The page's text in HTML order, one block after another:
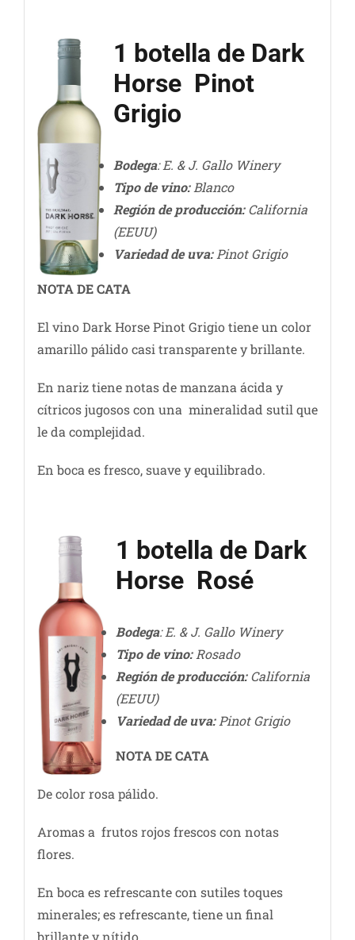
1 botella de Dark
Horse Pinot
Grigio
Bodega: E. & J. Gallo Winery
Tipo de vino:Blanco
Región de producción:California
(EEUU)
Variedad de uva:Pinot Grigio
NOTA DE CATA
El vino Dark Horse Pinot Grigio tiene un color
amarillo pálido casi transparente y brillante.
En nariz tiene notas de manzana ácida y
cítricos jugosos con una mineralidad sutil que
le da complejidad.
En boca es fresco, suave y equilibrado.
1 botella de Dark
Horse Rosé
Bodega: E. & J. Gallo Winery
Tipo de vino:Rosado
Región de producción:California
(EEUU)
Variedad de uva:Pinot Grigio
NOTA DE CATA
De color rosa pálido.
Aromas a frutos rojos frescos con notas
flores.
En boca es refrescante con sutiles toques
minerales; es refrescante, tiene un final